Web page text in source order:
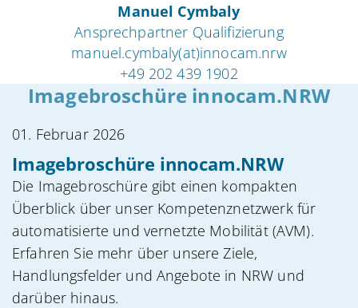
Manuel Cymbaly
Ansprechpartner Qualifizierung
manuel.cymbaly(at)innocam.nrw
+49 202 439 1902
Imagebroschüre innocam.NRW
Imagebroschüre innocam.NRW
01. Februar 2026
Die Imagebroschüre gibt einen kompakten
Überblick über unser Kompetenznetzwerk für
automatisierte und vernetzte Mobilität (AVM).
Erfahren Sie mehr über unsere Ziele,
Handlungsfelder und Angebote in NRW und
darüber hinaus.